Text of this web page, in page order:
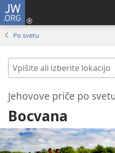
JW.ORG
Po svetu
Vpišite
ali
izberite
lokacijo
Jehovove priče po svetu
Bocvana